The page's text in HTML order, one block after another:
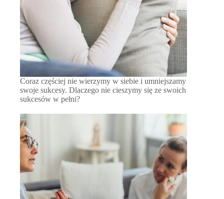
Coraz częściej nie wierzymy w siebie i umniejszamy
swoje sukcesy. Dlaczego nie cieszymy się ze swoich
sukcesów w pełni?